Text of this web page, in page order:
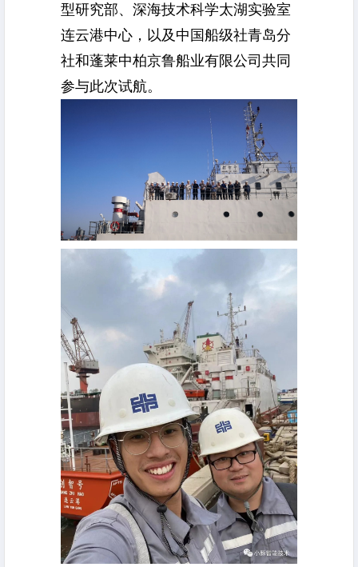
型研究部、 深海技术科学太湖实验室
连云港中心，以及中国船级社青岛分
社和蓬莱中柏京鲁船业有限公司共同
参与此次试航。